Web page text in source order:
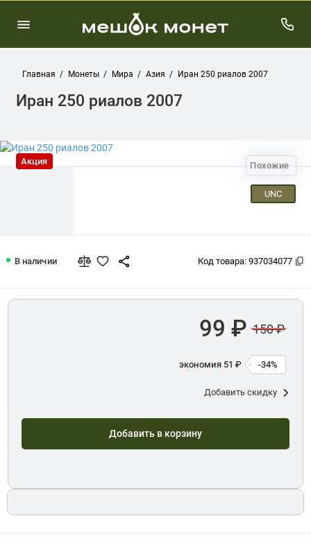
Главная Монеты Мира Азия Иран 250 риалов 2007
Иран 250 риалов 2007
Похожие
UNC
Акция
В наличии Код товара: 937034077
99 ₽ 150 ₽
экономия 51 ₽ -34%
Добавить скидку
Добавить в корзину